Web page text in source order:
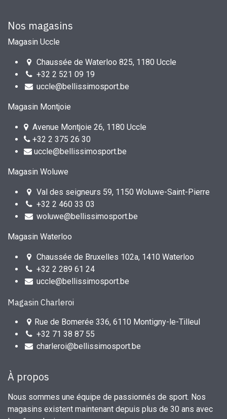
Nos magasins
Magasin Uccle
Chaussée de Waterloo 825, 1180 Uccle
+32 2 521 09 19
uccle@bellissimosport.be
Magasin Montjoie
Avenue Montjoie 26, 1180 Uccle
+32 2 375 26 30
uccle@bellissimosport.be
Magasin Woluwe
Val des seigneurs 59, 1150 Woluwe-Saint-Pierre
+32 2 460 33 03
woluwe@bellissimosport.be
Magasin Waterloo
Chaussée de Bruxelles 102a, 1410 Waterloo
+32 2 289 61 24
uccle@bellissimosport.be
Magasin Charleroi
Rue de Bomerée 336, 6110 Montigny-le-Tilleul
+32 71 38 87 55
charleroi@bellissimosport.be
À propos
Nous sommes une équipe de passionnés de sport. Nos
magasins existent maintenant depuis plus de 30 ans avec